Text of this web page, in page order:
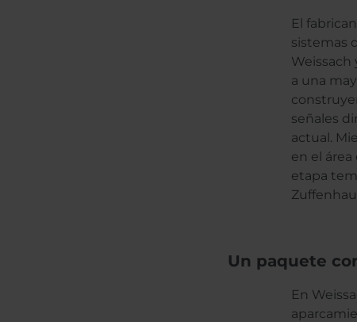
El
sistemas
Weissach
a una
señales
actual.
en el
etapa
Un paquete
En